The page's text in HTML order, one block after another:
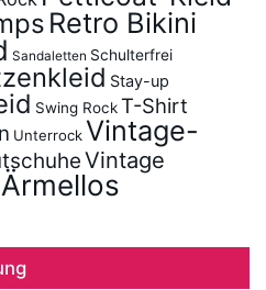
Retro Bikini
Sandaletten Schulterfrei
Stay-up
Swing RockT-Shirt
UnterrockVintage-
Vintage
Ärmellos